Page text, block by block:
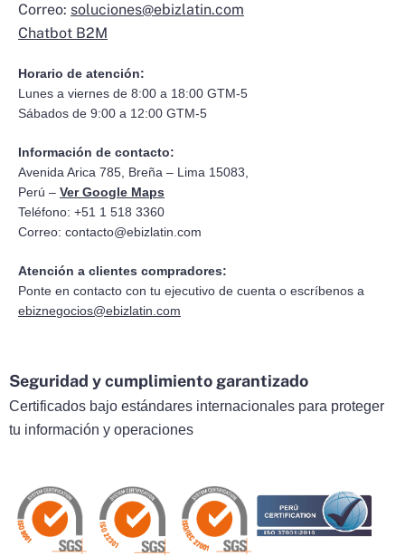
Correo: soluciones@ebizlatin.com
Chatbot B2M
Horario de atención:
Lunes a viernes de 8:00 a 18:00 GTM-5
Sábados de 9:00 a 12:00 GTM-5
Información de contacto:
Avenida Arica 785, Breña – Lima 15083,
Perú – Ver Google Maps
Teléfono: +51 1 518 3360
Correo: contacto@ebizlatin.com
Atención a clientes compradores:
Ponte en contacto con tu ejecutivo de cuenta o escríbenos a
ebiznegocios@ebizlatin.com
Seguridad y cumplimiento garantizado
Certificados bajo estándares internacionales para proteger
tu información y operaciones